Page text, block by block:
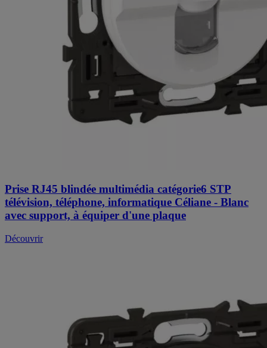
Prise RJ45 blindée multimédia catégorie6 STP
télévision, téléphone, informatique Céliane - Blanc
avec support, à équiper d'une plaque
Découvrir